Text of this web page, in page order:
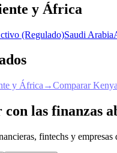
y África
(Regulado)Saudi Arabia
y África →Comparar
con las finanzas
fintechs y